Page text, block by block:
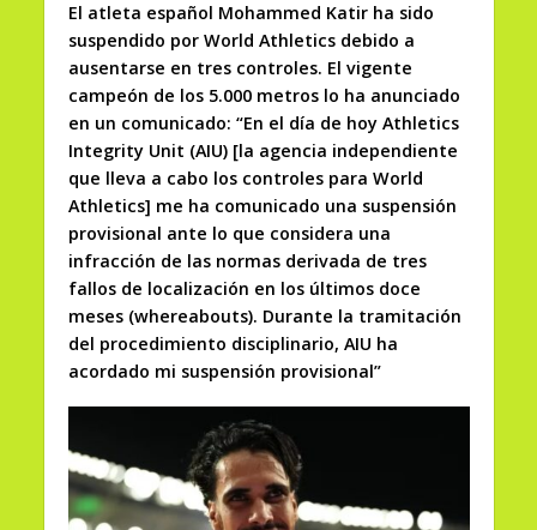
El atleta español Mohammed Katir ha sido
suspendido por World Athletics debido a
ausentarse en tres controles. El vigente
campeón de los 5.000 metros lo ha anunciado
en un comunicado: “En el día de hoy Athletics
Integrity Unit (AIU) [la agencia independiente
que lleva a cabo los controles para World
Athletics] me ha comunicado una suspensión
provisional ante lo que considera una
infracción de las normas derivada de tres
fallos de localización en los últimos doce
meses (whereabouts). Durante la tramitación
del procedimiento disciplinario, AIU ha
acordado mi suspensión provisional”